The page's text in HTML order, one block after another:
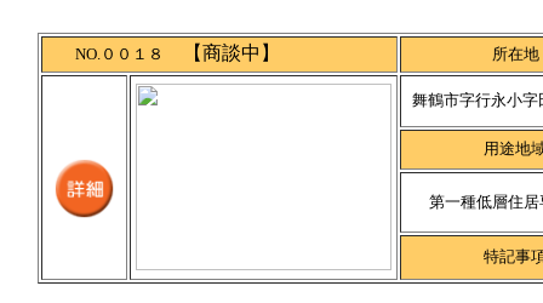
NO.００１８ 【商談中】 所在地
舞鶴市字行永小字
用途地
第一種低層住居
特記事